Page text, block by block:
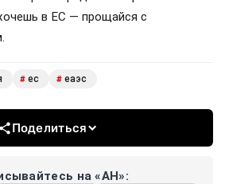
в ЕС — прощайся с
# ес # еаэс
Поделиться
на «АН»: